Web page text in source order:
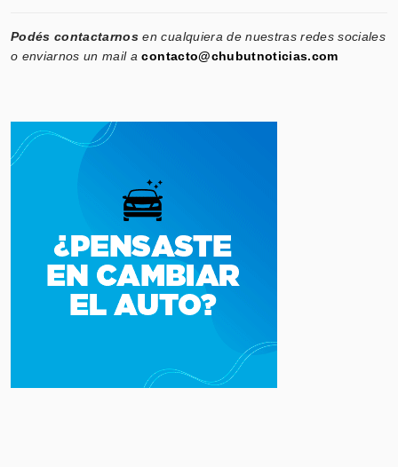
Podés contactarnos en cualquiera de nuestras redes sociales
o enviarnos un mail acontacto@chubutnoticias.com